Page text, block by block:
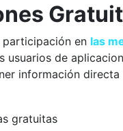
participación en las
usuarios de
información